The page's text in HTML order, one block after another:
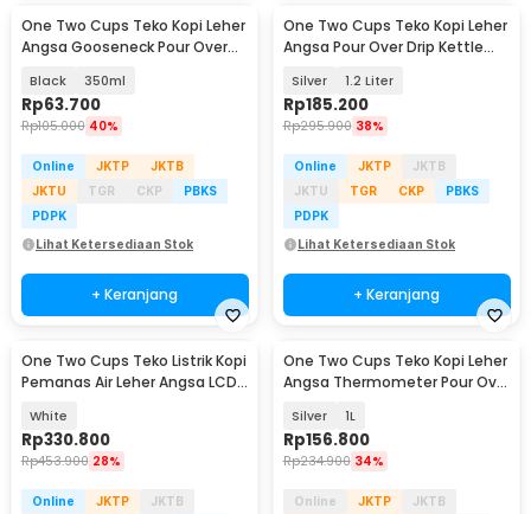
One Two Cups Teko Kopi Leher
Angsa Gooseneck Pour Over
Black 350ml
Rp63.700
Rp105.000 40%
Online JKTP
JKTB
JKTU
TGR CKP
PBKS
PDPK
Lihat Ketersediaan Stok
+ Keranjang
One Two Cups Teko Kopi Leher
Angsa Pour Over Drip Kettle
Silver 1.2 Liter
Rp185.200
Rp295.900 38%
Online JKTP
JKTB
JKTU
TGR CKP
PBKS
PDPK
Lihat Ketersediaan Stok
+ Keranjang
One Two Cups Teko Listrik Kopi
Pemanas Air Leher Angsa LCD
White
Rp330.800
Rp453.900 28%
Online JKTP
JKTB
One Two Cups Teko Kopi Leher
Angsa Thermometer Pour Over
Silver 1L
Rp156.800
Rp234.900 34%
Online JKTP
JKTB